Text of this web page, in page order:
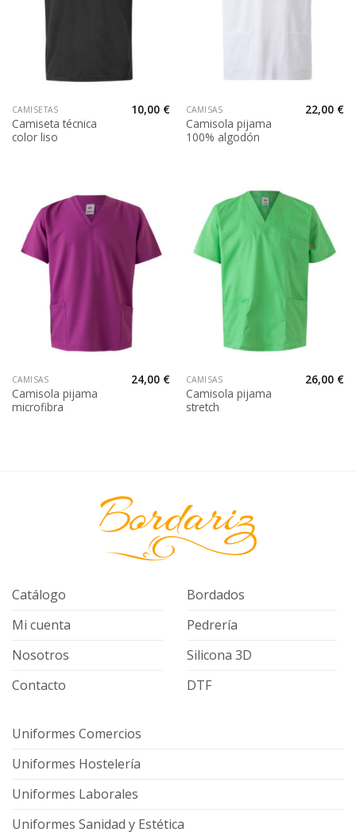
CAMISETAS
Camiseta técnica
color liso
10,00 € CAMISAS
Camisola pijama
100% algodón
22,00 €
CAMISAS
Camisola pijama
microfibra
24,00 € CAMISAS
Camisola pijama
stretch
26,00 €
Catálogo
Mi cuenta
Nosotros
Contacto
Bordados
Pedrería
Silicona 3D
DTF
Uniformes Comercios
Uniformes Hostelería
Uniformes Laborales
Uniformes Sanidad y Estética